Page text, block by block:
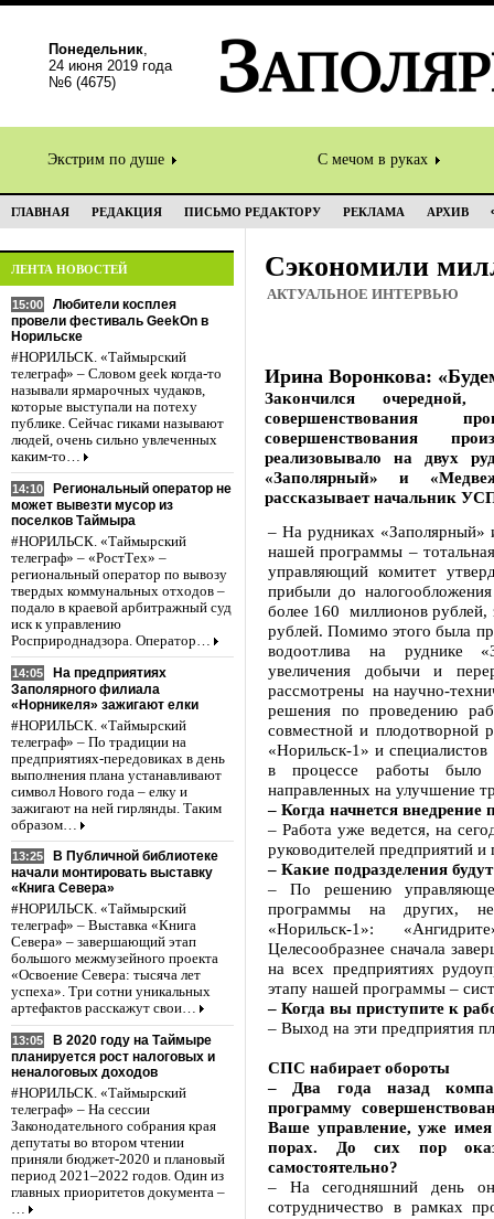
Понедельник,
24 июня 2019 года
№6 (4675)
Экстрим по душе С мечом в руках
ГЛАВНАЯ РЕДАКЦИЯ ПИСЬМО РЕДАКТОРУ РЕКЛАМА АРХИВ
ЛЕНТА НОВОСТЕЙ
15:00
Любители косплея
провели фестиваль GeekOn в
Норильске
#НОРИЛЬСК. «Таймырский
телеграф» – Словом geek когда-то
называли ярмарочных чудаков,
которые выступали на потеху
публике. Сейчас гиками называют
людей, очень сильно увлеченных
каким-то…
14:10
Региональный оператор не
может вывезти мусор из
поселков Таймыра
#НОРИЛЬСК. «Таймырский
телеграф» – «РостТех» –
региональный оператор по вывозу
твердых коммунальных отходов –
подало в краевой арбитражный суд
иск к управлению
Росприроднадзора. Оператор…
14:05
На предприятиях
Заполярного филиала
«Норникеля» зажигают елки
#НОРИЛЬСК. «Таймырский
телеграф» – По традиции на
предприятиях-передовиках в день
выполнения плана устанавливают
символ Нового года – елку и
зажигают на ней гирлянды. Таким
образом…
13:25
В Публичной библиотеке
начали монтировать выставку
«Книга Севера»
#НОРИЛЬСК. «Таймырский
телеграф» – Выставка «Книга
Севера» – завершающий этап
большого межмузейного проекта
«Освоение Севера: тысяча лет
успеха». Три сотни уникальных
артефактов расскажут свои…
13:05
В 2020 году на Таймыре
планируется рост налоговых и
неналоговых доходов
#НОРИЛЬСК. «Таймырский
телеграф» – На сессии
Законодательного собрания края
депутаты во втором чтении
приняли бюджет-2020 и плановый
период 2021–2022 годов. Один из
главных приоритетов документа –
…
Сэкономили
АКТУАЛЬНОЕ ИНТЕРВЬЮ
Ирина Воронкова:
Закончился
совершенствования
совершенствования
реализовывало на двух
«Заполярный» и
рассказывает начальник
– На рудниках
нашей программы –
управляющий комитет
прибыли до
более 160 миллионов рублей,
рублей. Помимо этого была
водоотлива на руднике
увеличения добычи и
рассмотрены на научно-
решения по проведению
совместной и плодотворной
«Норильск-1» и
в процессе работы было
направленных на улучшение
– Когда начнется внедрение
– Работа уже ведется, на
руководителей предприятий и
– Какие подразделения
– По решению
программы на других,
«Норильск-1»:
Целесообразнее сначала
на всех предприятиях
этапу нашей программы –
– Когда вы приступите к
– Выход на эти предприятия
СПС набирает обороты
– Два года назад
программу
Ваше управление, уже
порах. До сих пор
самостоятельно?
– На сегодняшний день
сотрудничество в рамках